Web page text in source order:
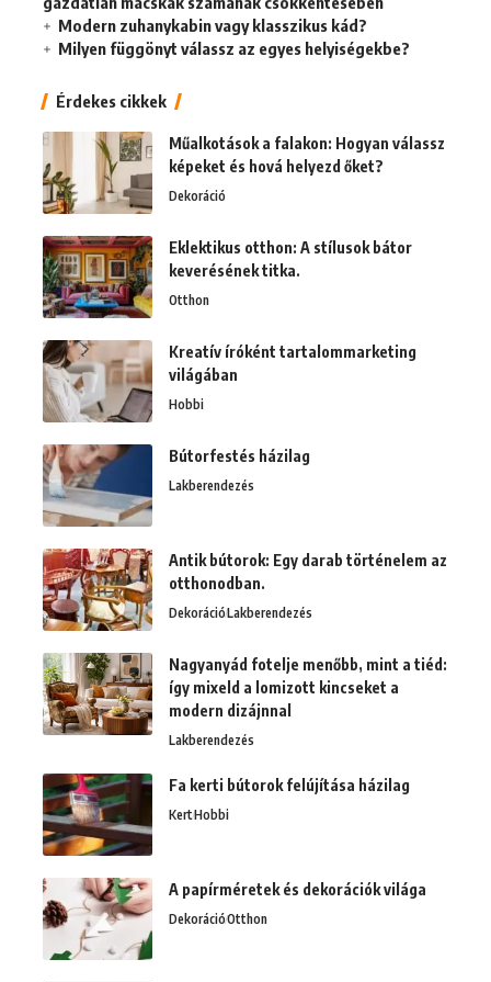
Modern zuhanykabin vagy klasszikus kád?
Milyen függönyt válassz az egyes helyiségekbe?
Érdekes cikkek
Műalkotások a falakon: Hogyan válassz
képeket és hová helyezd őket?
Dekoráció
Eklektikus otthon: A stílusok bátor
keverésének titka.
Otthon
Kreatív íróként tartalommarketing
világában
Hobbi
Bútorfestés házilag
Lakberendezés
Antik bútorok: Egy darab történelem az
otthonodban.
DekorációLakberendezés
Nagyanyád fotelje menőbb, mint a tiéd:
így mixeld a lomizott kincseket a
modern dizájnnal
Lakberendezés
Fa kerti bútorok felújítása házilag
KertHobbi
A papírméretek és dekorációk világa
DekorációOtthon